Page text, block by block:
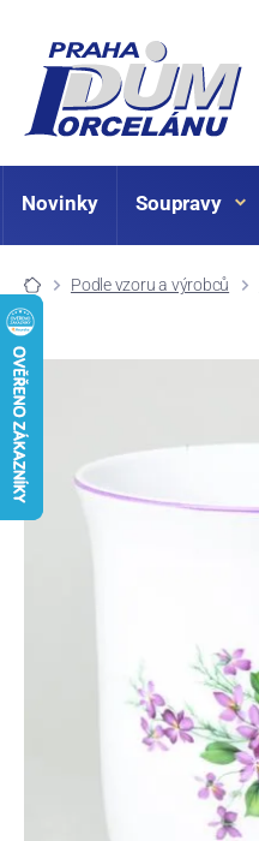
Novinky Soupravy
Podle vzoru a výrobců